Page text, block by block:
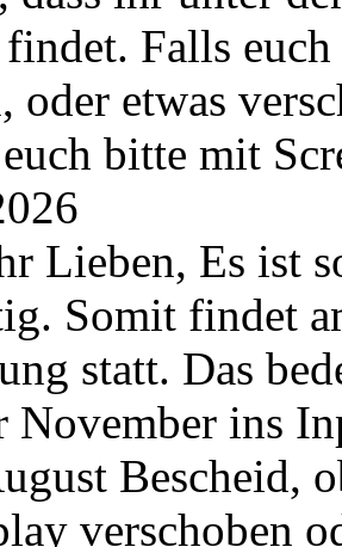
Falls
oder etwas
bitte mit
Lieben, Es ist
Somit findet
statt. Das
November ins
Bescheid,
verschoben